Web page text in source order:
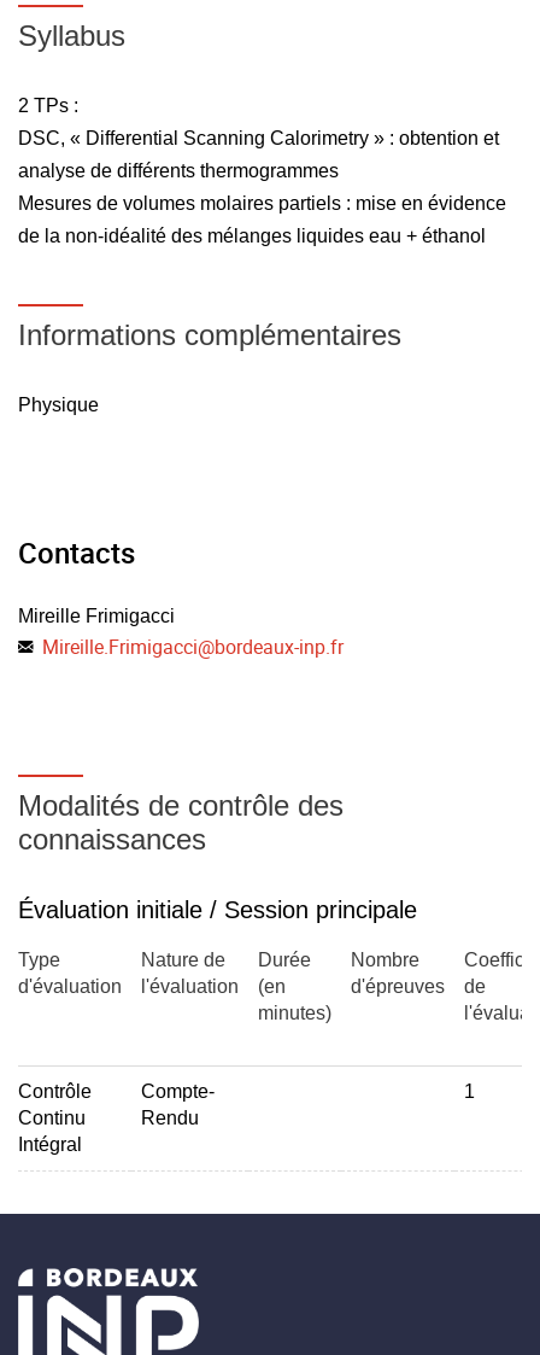
Syllabus
2 TPs :
DSC, « Differential Scanning Calorimetry » : obtention et
analyse de différents thermogrammes
Mesures de volumes molaires partiels : mise en évidence
de la non-idéalité des mélanges liquides eau + éthanol
Informations complémentaires
Physique
Contacts
Mireille Frimigacci
Mireille.Frimigacci@bordeaux-inp.fr
Modalités de contrôle des
connaissances
Évaluation initiale / Session principale
Type
d'évaluation
Nature de
l'évaluation
Durée
(en
minutes)
Nombre
d'épreuves
de
Contrôle
Continu
Intégral
Compte-
Rendu
1